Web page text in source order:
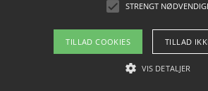
Om / kontakt
Blog
STRENGT
TILLAD COOKIES TILLAD
VIS DETALJER